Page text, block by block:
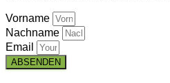
Vorname
Nachname
Email
ABSENDEN